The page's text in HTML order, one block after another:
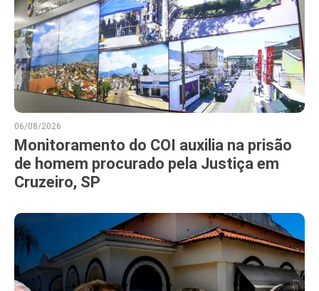
06/08/2026
Monitoramento do COI auxilia na prisão
de homem procurado pela Justiça em
Cruzeiro, SP